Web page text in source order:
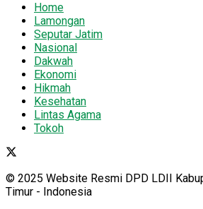
Home
Lamongan
Seputar Jatim
Nasional
Dakwah
Ekonomi
Hikmah
Kesehatan
Lintas Agama
Tokoh
© 2025 Website Resmi DPD LDII
Timur - Indonesia